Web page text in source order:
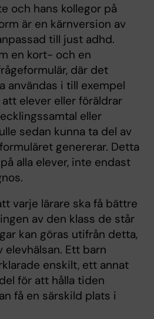
och hans kollegor på
är en kärnversion av
till just adhd.
en kort- och en
där det
användas i till exempel
att elever eller föräldrar
eller
sedan kunna ta del av
genererar. Detta
alla elever, inte endast
varje lärare ska få bättre
av den klass de står
kan göras utifrån detta,
Ett barn
enskilt, ett annat
för att hålla tiden
få en särskild plats i